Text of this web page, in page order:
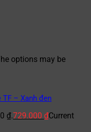
options may be
TF – Xanh đen
₫.729.000 ₫Current